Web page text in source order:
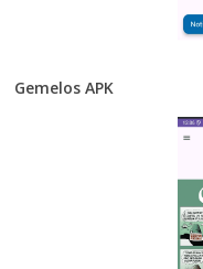
Gemelos APK